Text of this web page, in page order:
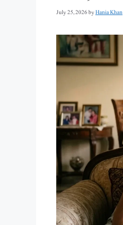
July 25, 2026byHania Khan